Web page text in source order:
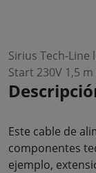
Sirius Tech-
Start 230V 1,5
Este cable de
componentes
ejemplo,